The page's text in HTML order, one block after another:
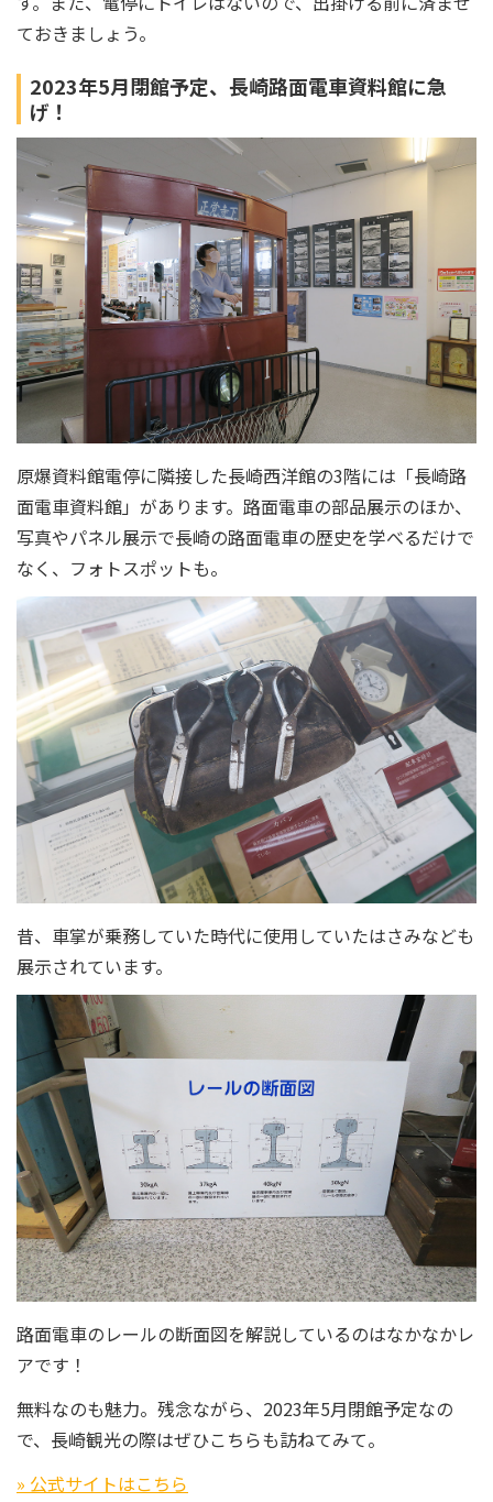
ておきましょう。
2023年5月閉館予定、長崎路面電車資料館に急
げ！
原爆資料館電停に隣接した長崎西洋館の3階には「長崎路
面電車資料館」があります。路面電車の部品展示のほか、
写真やパネル展示で長崎の路面電車の歴史を学べるだけで
なく、フォトスポットも。
昔、車掌が乗務していた時代に使用していたはさみなども
展示されています。
路面電車のレールの断面図を解説しているのはなかなかレ
アです！
無料なのも魅力。残念ながら、2023年5月閉館予定なの
で、長崎観光の際はぜひこちらも訪ねてみて。
» 公式サイトはこちら